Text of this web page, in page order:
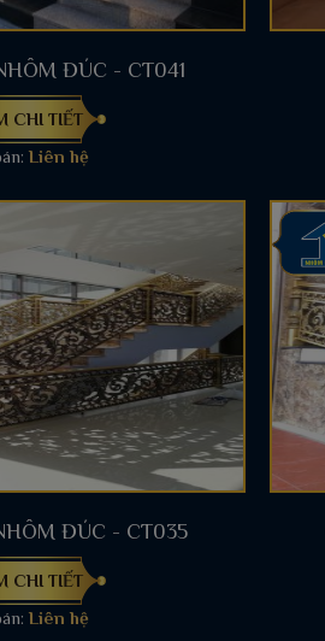
ĐÚC - CT041
CHI TIẾT
Liên hệ
ĐÚC - CT035
CHI TIẾT
Liên hệ